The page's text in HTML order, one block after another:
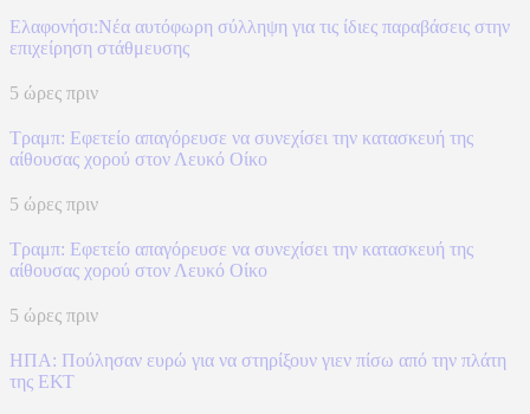
Ελαφονήσι:Νέα αυτόφωρη σύλληψη για τις ίδιες παραβάσεις στην
επιχείρηση στάθμευσης
5 ώρες πριν
Τραμπ: Εφετείο απαγόρευσε να συνεχίσει την κατασκευή της
αίθουσας χορού στον Λευκό Οίκο
5 ώρες πριν
Τραμπ: Εφετείο απαγόρευσε να συνεχίσει την κατασκευή της
αίθουσας χορού στον Λευκό Οίκο
5 ώρες πριν
ΗΠΑ: Πούλησαν ευρώ για να στηρίξουν γιεν πίσω από την πλάτη
της ΕΚΤ